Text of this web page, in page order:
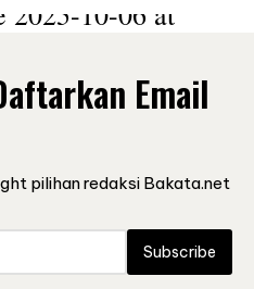
Email
pilihan redaksi Bakata.net
Subscribe